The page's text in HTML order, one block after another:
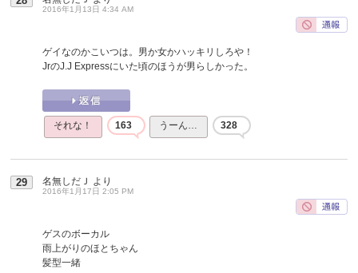
2016年1月13日 4:34 AM
ゲイなのかこいつは。男か女かハッキリしろや！
JrのJ.J Expressにいた頃のほうが男らしかった。
それな！ 163 うーん… 328
29 名無しだＪ より
2016年1月17日 2:05 PM
ゲスのボーカル
雨上がりのほとちゃん
髪型一緒